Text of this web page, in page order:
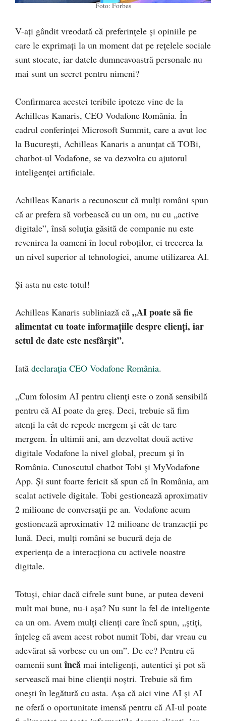
Foto: Forbes
V-ați gândit vreodată că preferințele și opiniile pe
care le exprimați la un moment dat pe rețelele sociale
sunt stocate, iar datele dumneavoastră personale nu
mai sunt un secret pentru nimeni?
Confirmarea acestei teribile ipoteze vine de la
Achilleas Kanaris, CEO Vodafone România. În
cadrul conferinței Microsoft Summit, care a avut loc
la București, Achilleas Kanaris a anunțat că TOBi,
chatbot-ul Vodafone, se va dezvolta cu ajutorul
inteligenței artificiale.
Achilleas Kanaris a recunoscut că mulți români spun
că ar prefera să vorbească cu un om, nu cu „active
digitale”, însă soluția găsită de companie nu este
revenirea la oameni în locul roboților, ci trecerea la
un nivel superior al tehnologiei, anume utilizarea AI.
Și asta nu este totul!
Achilleas Kanaris subliniază că „AI poate să fie
alimentat cu toate informațiile despre clienți, iar
setul de date este nesfârșit”.
Iată declarația CEO Vodafone România.
„Cum folosim AI pentru clienți este o zonă sensibilă
pentru că AI poate da greș. Deci, trebuie să fim
atenți la cât de repede mergem și cât de tare
mergem. În ultimii ani, am dezvoltat două active
digitale Vodafone la nivel global, precum și în
România. Cunoscutul chatbot Tobi și MyVodafone
App. Și sunt foarte fericit să spun că în România, am
scalat activele digitale. Tobi gestionează aproximativ
2 milioane de conversații pe an. Vodafone acum
gestionează aproximativ 12 milioane de tranzacții pe
lună. Deci, mulți români se bucură deja de
experiența de a interacționa cu activele noastre
digitale.
Totuși, chiar dacă cifrele sunt bune, ar putea deveni
mult mai bune, nu-i așa? Nu sunt la fel de inteligente
ca un om. Avem mulți clienți care încă spun, „știți,
înțeleg că avem acest robot numit Tobi, dar vreau cu
adevărat să vorbesc cu un om”. De ce? Pentru că
oamenii suntîncă mai inteligenți, autentici și pot să
servească mai bine clienții noștri. Trebuie să fim
onești în legătură cu asta. Așa că aici vine AI și AI
ne oferă o oportunitate imensă pentru că AI-ul poate